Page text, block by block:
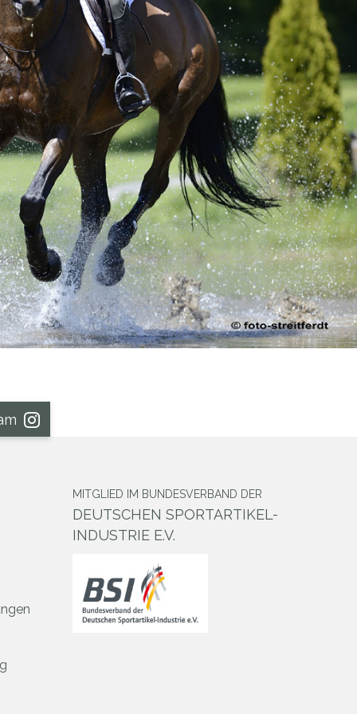
MITGLIED IM BUNDESVERBAND DER
DEUTSCHEN SPORTARTIKEL-
INDUSTRIE E.V.